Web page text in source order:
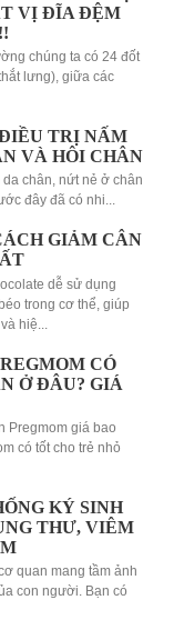
VỊ ĐĨA ĐỆM
chúng ta có 24 đốt
lưng), giữa các
TRỊ NẤM
VÀ HÔI CHÂN
chân, nứt nẻ ở chân
đây đã có nhi...
GIẢM CÂN
dễ sử dụng
trong cơ thể, giúp
hiệ...
CÓ
Ở ĐÂU? GIÁ
Pregmom giá bao
có tốt cho trẻ nhỏ
KÝ SINH
THƯ, VIÊM
quan mang tầm ảnh
con người. Bạn có